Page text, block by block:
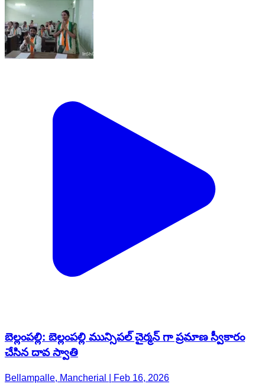
బెల్లంపల్లి: బెల్లంపల్లి మున్సిపల్ చైర్మన్ గా ప్రమాణ స్వీకారం
చేసిన దావ స్వాతి
Bellampalle, Mancherial | Feb 16, 2026